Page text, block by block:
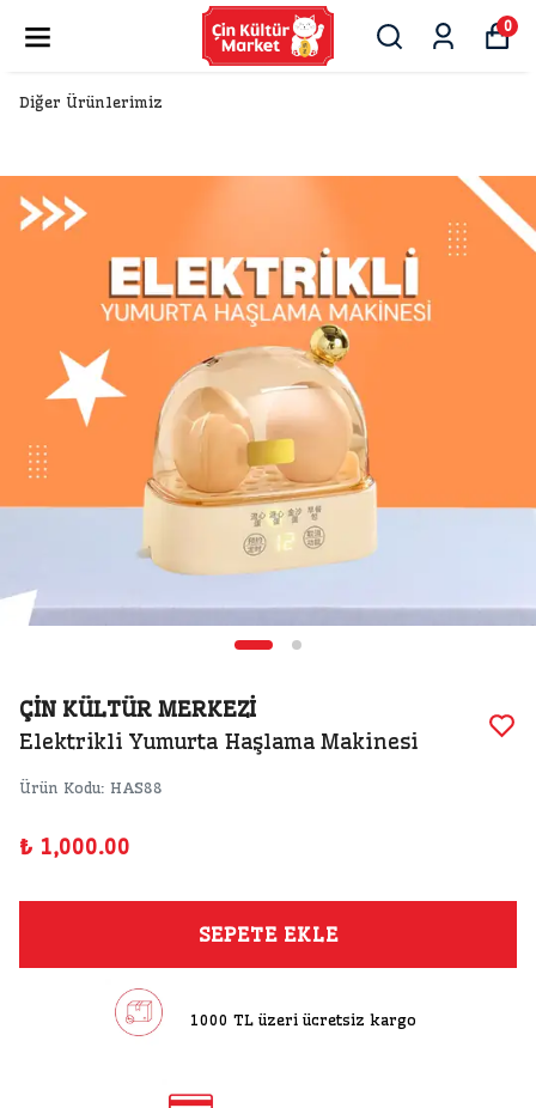
0
Diğer Ürünlerimiz
ÇİN KÜLTÜR MERKEZİ
Elektrikli Yumurta Haşlama Makinesi
Ürün Kodu: HAS88
₺ 1,000.00
SEPETE EKLE
1000 TL üzeri ücretsiz kargo